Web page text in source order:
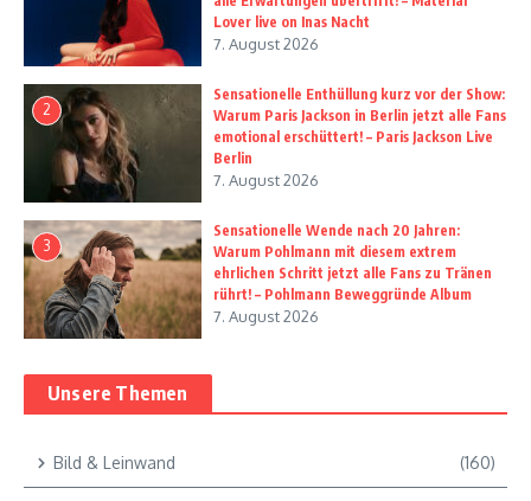
Lover live on Inas Nacht
7. August 2026
2
Sensationelle Enthüllung kurz vor der Show:
Warum Paris Jackson in Berlin jetzt alle Fans
emotional erschüttert! – Paris Jackson Live
Berlin
7. August 2026
3
Sensationelle Wende nach 20 Jahren:
Warum Pohlmann mit diesem extrem
ehrlichen Schritt jetzt alle Fans zu Tränen
rührt! – Pohlmann Beweggründe Album
7. August 2026
Unsere Themen
Bild & Leinwand (160)